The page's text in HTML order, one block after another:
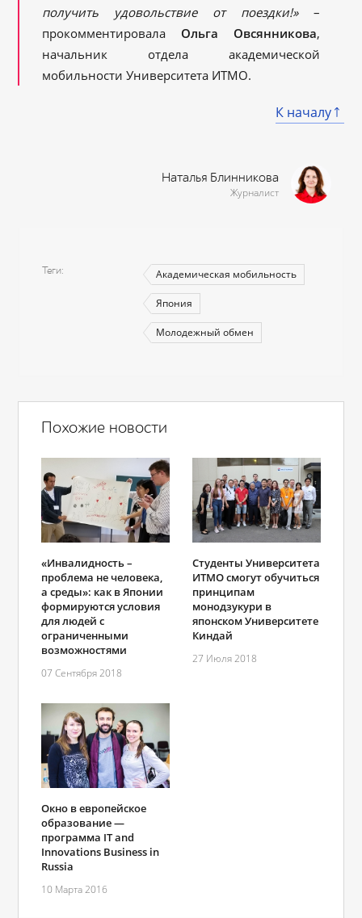
получить удовольствие от поездки!» –
прокомментировала Ольга Овсянникова,
начальник отдела академической
мобильности Университета ИТМО.
К началу
Наталья Блинникова
Журналист
Теги Академическая мобильность
Япония
Молодежный обмен
Похожие новости
«Инвалидность –
проблема не человека,
а среды»: как в Японии
формируются условия
для людей с
ограниченными
возможностями
07 Сентября 2018
Студенты Университета
ИТМО смогут обучиться
принципам
монодзукури в
японском Университете
Киндай
27 Июля 2018
Окно в европейское
образование —
программа IT and
Innovations Business in
Russia
10 Марта 2016